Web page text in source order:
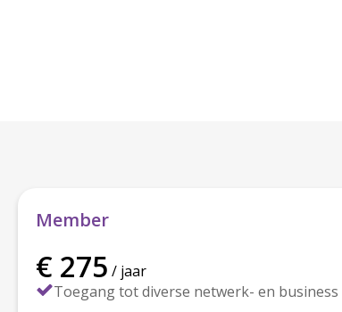
Member
€ 275 / jaar
Toegang tot diverse netwerk- en business